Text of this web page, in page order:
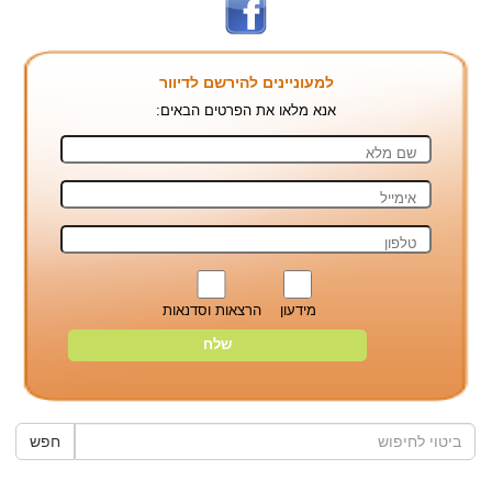
למעוניינים להירשם לדיוור
אנא מלאו את הפרטים הבאים:
מידעון הרצאות וסדנאות
חפש